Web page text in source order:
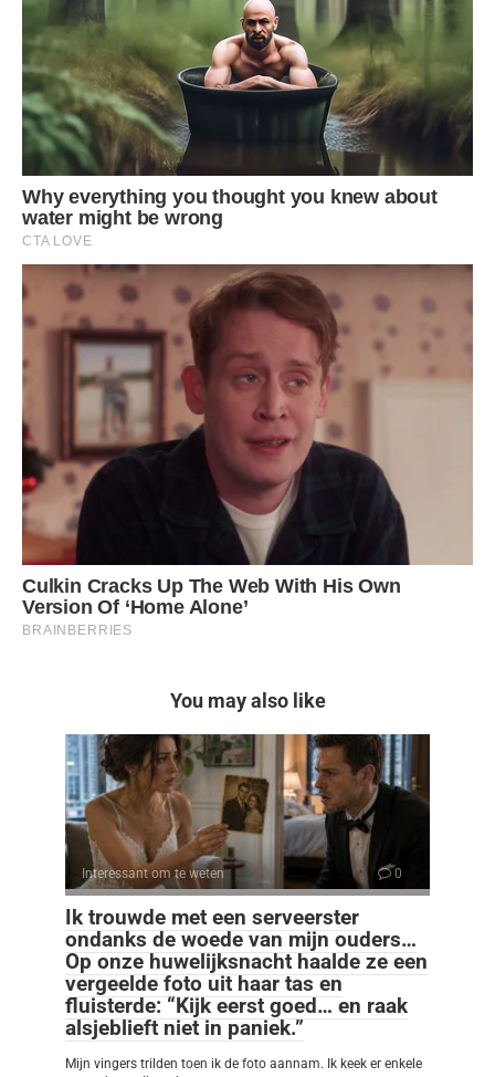
You may also like
Interessant om te weten 0
Ik trouwde met een serveerster
ondanks de woede van mijn ouders…
Op onze huwelijksnacht haalde ze een
vergeelde foto uit haar tas en
fluisterde: “Kijk eerst goed… en raak
alsjeblieft niet in paniek.”
Mijn vingers trilden toen ik de foto aannam. Ik keek er enkele